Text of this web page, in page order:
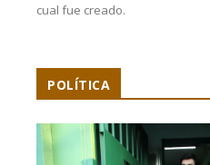
cual fue creado.
POLÍTICA